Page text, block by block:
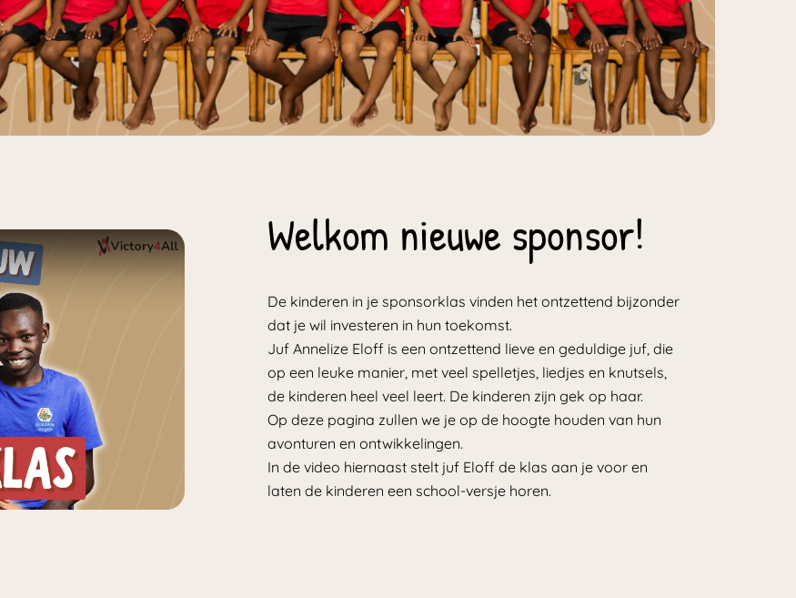
Welkom nieuwe sponsor!
De kinderen in je sponsorklas vinden het ontzettend bijzonder
dat je wil investeren in hun toekomst.
Juf Annelize Eloff is een ontzettend lieve en geduldige juf, die
op een leuke manier, met veel spelletjes, liedjes en knutsels,
de kinderen heel veel leert. De kinderen zijn gek op haar.
Op deze pagina zullen we je op de hoogte houden van hun
avonturen en ontwikkelingen.
In de video hiernaast stelt juf Eloff de klas aan je voor en
laten de kinderen een school-versje horen.